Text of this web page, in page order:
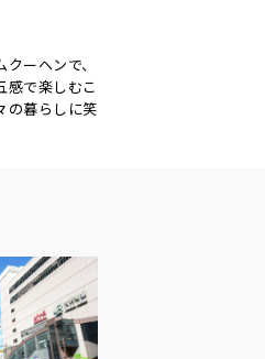
クーヘンで、
感で楽しむこ
の暮らしに笑